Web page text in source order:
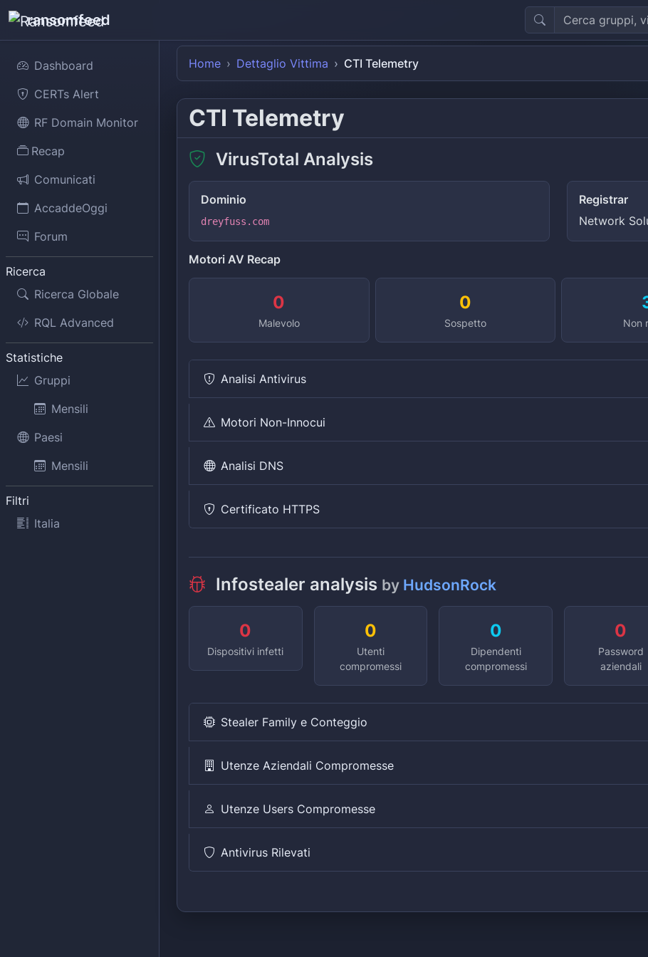
ransomfeed
Dashboard
CERTs Alert
RF Domain Monitor
Recap
Comunicati
AccaddeOggi
Forum
Ricerca
Ricerca Globale
RQL Advanced
Statistiche
Gruppi
Mensili
Paesi
Mensili
Filtri
Italia
Home Dettaglio Vittima CTI Telemetry
CTI Telemetry
VirusTotal Analysis
Dominio
dreyfuss.com
Registrar
Network
Motori AV Recap
0
Malevolo
0
Sospetto Non
Analisi Antivirus
Motori Non-Innocui
Analisi DNS
Certificato HTTPS
Infostealer analysis by HudsonRock
0
Dispositivi infetti
0
Utenti
compromessi
0
Dipendenti
compromessi
0
Password
aziendali
Stealer Family e Conteggio
Utenze Aziendali Compromesse
Utenze Users Compromesse
Antivirus Rilevati